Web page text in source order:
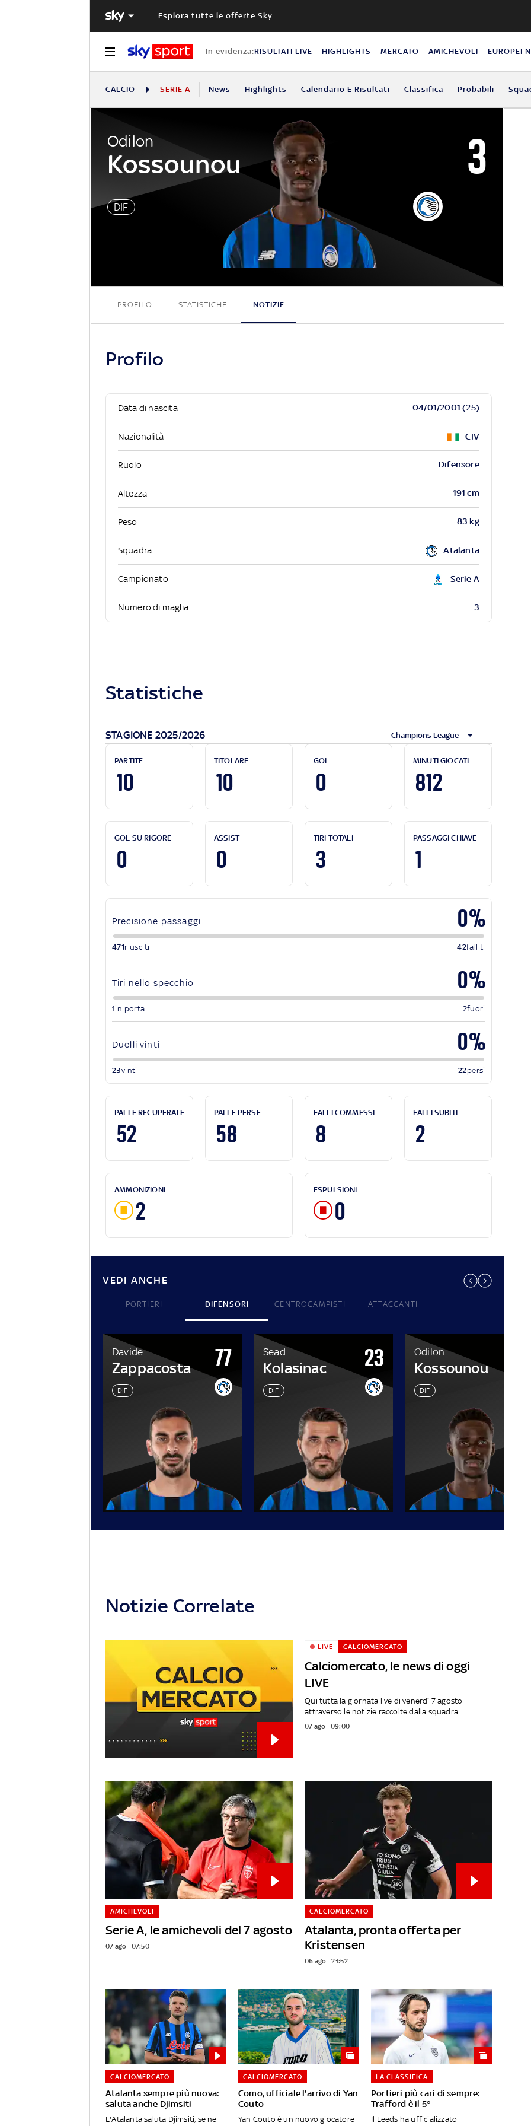
Esplora tutte le offerte Sky
In evidenza:RISULTATI LIVE HIGHLIGHTS MERCATO AMICHEVOLI EUROPEI
CALCIO SERIE A News Highlights Calendario E Risultati Classifica Probabili
Odilon
Kossounou
DIF
3
Odilon Kossounou
PROFILO STATISTICHE NOTIZIE
Profilo
Data di nascita 04/01/2001 (25)
Nazionalità CIV
Ruolo Difensore
Altezza 191 cm
Peso 83 kg
Squadra Atalanta
Campionato Serie A
Numero di maglia 3
Statistiche
STAGIONE 2025/2026 Champions League
PARTITE
10
TITOLARE
10
GOL
0
MINUTI GIOCATI
812
GOL SU RIGORE
0
ASSIST
0
TIRI TOTALI
3
PASSAGGI CHIAVE
1
Precisione passaggi 0%
471riusciti 42falliti
Tiri nello specchio 0%
1in porta 2fuori
Duelli vinti 0%
23vinti 22persi
PALLE RECUPERATE
52
PALLE PERSE
58
FALLI COMMESSI
8
FALLI SUBITI
2
AMMONIZIONI
2
ESPULSIONI
0
VEDI ANCHE
PORTIERI DIFENSORI CENTROCAMPISTI ATTACCANTI
Davide
Zappacosta
DIF
77 Sead
Kolasinac
DIF
23 Odilon
Kossounou
DIF
Notizie Correlate
Calciomercato, le news di oggi
LIVE
LIVE CALCIOMERCATO
Qui tutta la giornata live di venerdì 7 agosto
attraverso le notizie raccolte dalla squadra...
07 ago - 09:00
Serie A, le amichevoli del 7 agosto
AMICHEVOLI
07 ago - 07:50
Atalanta, pronta offerta per
Kristensen
CALCIOMERCATO
06 ago - 23:52
Atalanta sempre più nuova:
saluta anche Djimsiti
CALCIOMERCATO
L'Atalanta saluta Djimsiti, se ne
Como, ufficiale l'arrivo di Yan
Couto
CALCIOMERCATO
Yan Couto è un nuovo giocatore
Portieri più cari di sempre:
Trafford è il 5°
LA CLASSIFICA
Il Leeds ha ufficializzato